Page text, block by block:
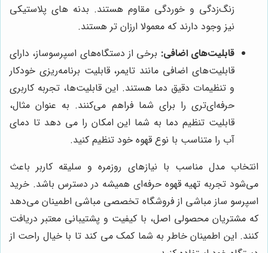
زنگ‌زدگی و خوردگی مقاوم هستند. بدنه های پلاستیکی
نیز وجود دارند که معمولا ارزان تر هستند.
قابلیت‌های اضافی: برخی از دستگاه‌های اسپرسوساز، دارای
قابلیت‌های اضافی مانند تایمر، قابلیت برنامه‌ریزی خودکار
و تنظیمات دقیق دما هستند. این قابلیت‌ها، تجربه کاربری
حرفه‌ای‌تری را برای شما فراهم می‌کنند. به عنوان مثال،
قابلیت تنظیم دما به شما این امکان را می دهد تا دمای
آب را متناسب با نوع قهوه خود تنظیم کنید.
انتخاب مدل مناسب با نیازهای روزمره و سلیقه کاربر باعث
می‌شود تجربه تهیه قهوه حرفه‌ای همیشه در دسترس باشد. خرید
اسپرسو ساز مباشی از فروشگاه تخصصی مباشی اطمینان می‌دهد
که مشتریان محصولی اصل، با کیفیت و پشتیبانی معتبر دریافت
کنند. این اطمینان خاطر به شما کمک می کند تا با خیال راحت از